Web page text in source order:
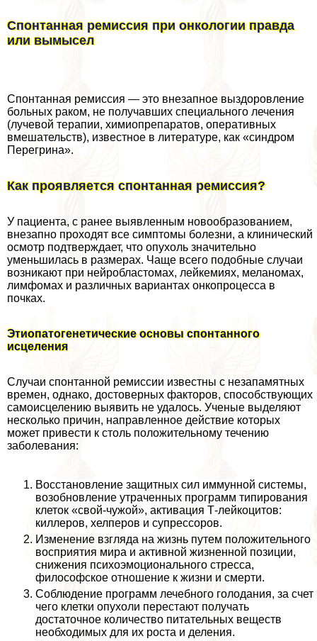
Спонтанная ремиссия при oнкoлoгии правда
или вымысел
Спонтанная ремиссия — это внезапное выздоровление
больных paком, не получавших специального лечения
(лучевой терапии, химиопрепаратов, оперативных
вмешательств), известное в литературе, как «синдром
Перегрина».
Как проявляется спонтанная ремиссия?
У пациента, с ранее выявленным новообразованием,
внезапно проходят все симптомы болезни, а клинический
осмотр подтверждает, что опухоль значительно
уменьшилась в размерах. Чаще всего подобные случаи
возникают при нейробластомах, лейкемиях, меланомах,
лимфомах и различных вариантах онкопроцесса в
почках.
Этиопатогенетические основы спонтанного
исцеления
Случаи спонтанной ремиссии известны с незапамятных
времен, однако, достоверных факторов, способствующих
самоисцелению выявить не удалось. Ученые выделяют
несколько причин, направленное действие которых
может привести к столь положительному течению
заболевания:
Восстановление защитных сил иммунной системы,
возобновление утраченных программ типирования
клеток «свой-чужой», активация Т-лейкоцитов:
киллеров, хелперов и супрессоров.
Изменение взгляда на жизнь путем положительного
восприятия мира и активной жизненной позиции,
снижения психоэмоционального стресса,
философское отношение к жизни и cмepти.
Соблюдение программ лечебного голодания, за счет
чего клетки опухоли перестают получать
достаточное количество питательных веществ
необходимых для их роста и деления.